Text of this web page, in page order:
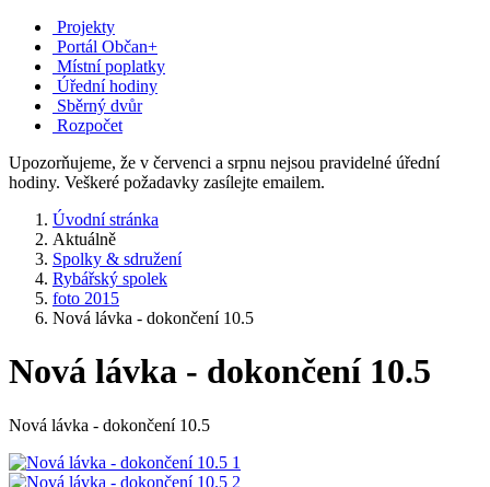
Projekty
Portál Občan+
Místní poplatky
Úřední hodiny
Sběrný dvůr
Rozpočet
Upozorňujeme, že v červenci a srpnu nejsou pravidelné úřední
hodiny. Veškeré požadavky zasílejte emailem.
Úvodní stránka
Aktuálně
Spolky & sdružení
Rybářský spolek
foto 2015
Nová lávka - dokončení 10.5
Nová lávka - dokončení 10.5
Nová lávka - dokončení 10.5